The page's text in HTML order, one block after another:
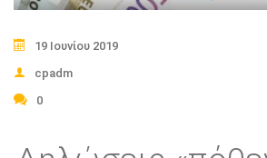
19 Ιουνίου 2019
cpadm
0